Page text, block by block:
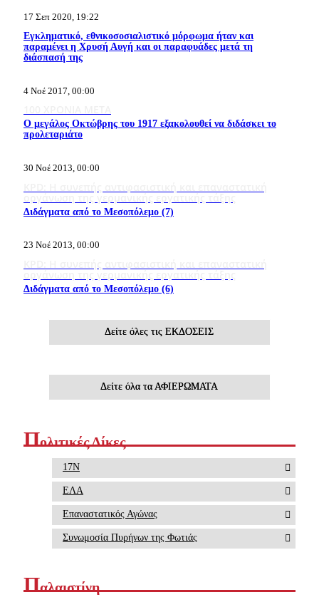
17 Σεπ 2020, 19:22
Εγκληματικό, εθνικοσοσιαλιστικό μόρφωμα ήταν και
παραμένει η Χρυσή Αυγή και οι παραφυάδες μετά τη
διάσπασή της
4 Νοέ 2017, 00:00
Ο μεγάλος Οκτώβρης του 1917 εξακολουθεί να διδάσκει το
προλεταριάτο
30 Νοέ 2013, 00:00
Διδάγματα από το Μεσοπόλεμο (7)
23 Νοέ 2013, 00:00
Διδάγματα από το Μεσοπόλεμο (6)
Δείτε όλες τις ΕΚΔΟΣΕΙΣ
Δείτε όλα τα ΑΦΙΕΡΩΜΑΤΑ
Πολιτικές Δίκες
17Ν
ΕΛΑ
Επαναστατικός Αγώνας
Συνωμοσία Πυρήνων της Φωτιάς
Παλαιστίνη